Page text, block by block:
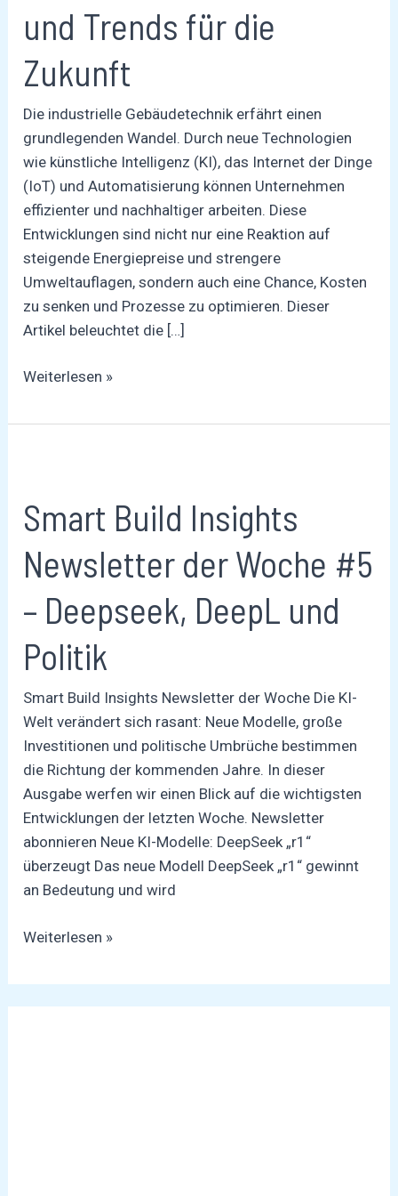
und Trends für die
Zukunft
Die industrielle Gebäudetechnik erfährt einen
grundlegenden Wandel. Durch neue Technologien
wie künstliche Intelligenz (KI), das Internet der Dinge
(IoT) und Automatisierung können Unternehmen
effizienter und nachhaltiger arbeiten. Diese
Entwicklungen sind nicht nur eine Reaktion auf
steigende Energiepreise und strengere
Umweltauflagen, sondern auch eine Chance, Kosten
zu senken und Prozesse zu optimieren. Dieser
Artikel beleuchtet die […]
die
Zukunft
Weiterlesen »
Smart Build Insights
Newsletter der Woche #5
– Deepseek, DeepL und
Politik
Smart Build Insights Newsletter der Woche Die KI-
Welt verändert sich rasant: Neue Modelle, große
Investitionen und politische Umbrüche bestimmen
die Richtung der kommenden Jahre. In dieser
Ausgabe werfen wir einen Blick auf die wichtigsten
Entwicklungen der letzten Woche. Newsletter
abonnieren Neue KI-Modelle: DeepSeek „r1“
überzeugt Das neue Modell DeepSeek „r1“ gewinnt
an Bedeutung und wird
Insights
Newsletter
der
Woche
Deepseek,
DeepL
und
Politik
Weiterlesen »